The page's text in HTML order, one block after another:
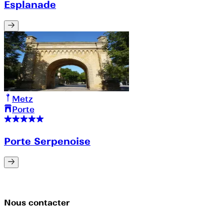
Esplanade
Metz
Porte
Porte Serpenoise
Nous contacter